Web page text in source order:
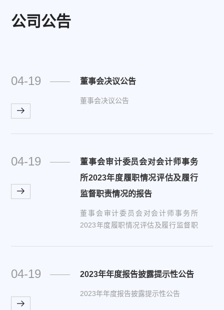
公司公告
04-19 董事会决议公告
董事会决议公告
04-19
董事会审计委员会对会计师事务
所2023年度履职情况评估及履行
监督职责情况的报告
董事会审计委员会对会计师事务所
2023年度履职情况评估及履行监督职
04-19 2023年年度报告披露提示性公告
2023年年度报告披露提示性公告